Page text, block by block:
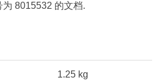
8015532 的文档.
1.25 kg